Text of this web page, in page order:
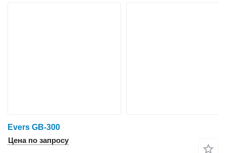
Evers GB-300
Цена по запросу